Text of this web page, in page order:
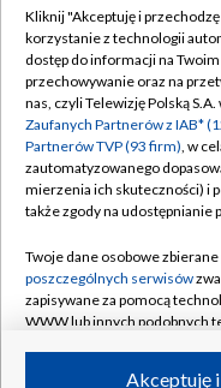
Kliknij "Akceptuję i
korzystanie z technologii
dostęp do informacji na
przechowywanie oraz na
nas, czyli Telewizję Polską
Zaufanych Partnerów z IAB*
Partnerów TVP (93 firm), w
zautomatyzowanego
mierzenia ich skuteczności) i
także zgody na udostępnianie
Twoje dane osobowe
poszczególnych serwisów
zapisywane za pomocą
WWW lub innych podobnych
Akceptuję